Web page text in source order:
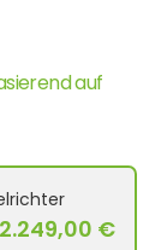
auf
2.249,00 €